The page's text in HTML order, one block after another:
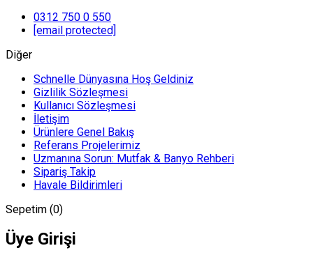
0312 750 0 550
[email protected]
Diğer
Schnelle Dünyasına Hoş Geldiniz
Gizlilik Sözleşmesi
Kullanıcı Sözleşmesi
İletişim
Ürünlere Genel Bakış
Referans Projelerimiz
Uzmanına Sorun: Mutfak & Banyo Rehberi
Sipariş Takip
Havale Bildirimleri
Sepetim (0)
Üye Girişi